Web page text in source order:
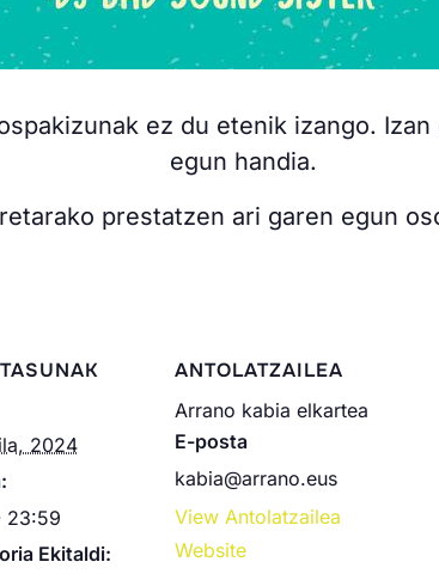
ez du etenik izango.
egun handia.
prestatzen ari garen egun
2024
23:59
Ekitaldi:
ANTOLATZAILEA
Arrano kabia elkartea
E-posta
kabia@arrano.eus
View Antolatzailea
Website